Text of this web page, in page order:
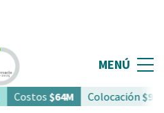
Costos$64M Colocación$961M
MENÚ